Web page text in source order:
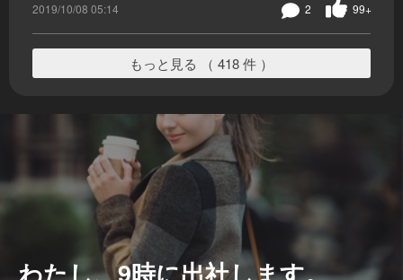
2019/10/08 05:14 99+
2
もっと見る （ 418 件 ）